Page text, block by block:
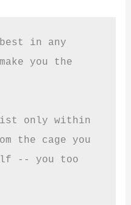
in any
you the
only within
the cage you
-- you too